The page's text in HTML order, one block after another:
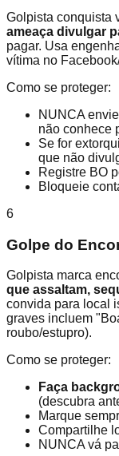
Golpista conquista
ameaça divulgar
pagar. Usa
vítima no
Como se proteger:
NUNCA
não conhece
Se for
que não
Registre BO
Bloqueie
6
Golpe do
Golpista marca
que assaltam,
convida para local
graves incluem
roubo/estupro).
Como se proteger:
Faça
(descubra
Marque
Compartilhe
NUNCA vá